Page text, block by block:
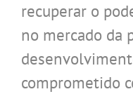
recuperar o
no mercado da
comprometido